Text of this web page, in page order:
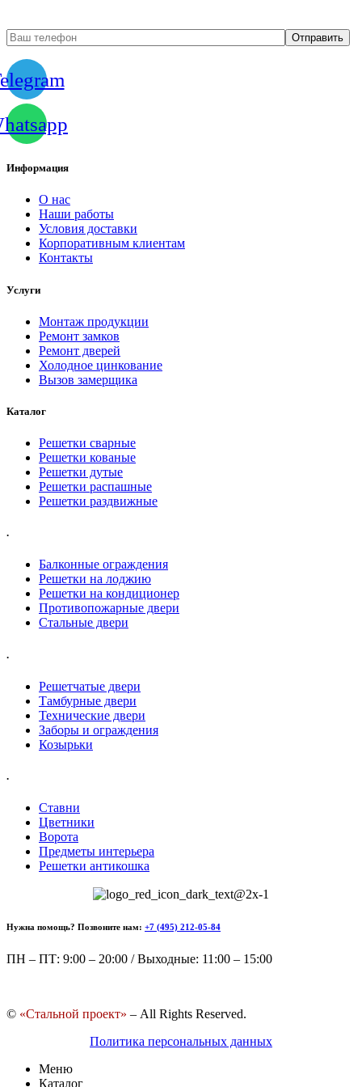
Информация
О нас
Наши работы
Условия доставки
Корпоративным клиентам
Контакты
Услуги
Монтаж продукции
Ремонт замков
Ремонт дверей
Холодное цинкование
Вызов замерщика
Каталог
Решетки сварные
Решетки кованые
Решетки дутые
Решетки распашные
Решетки раздвижные
.
Балконные ограждения
Решетки на лоджию
Решетки на кондиционер
Противопожарные двери
Стальные двери
.
Решетчатые двери
Тамбурные двери
Технические двери
Заборы и ограждения
Козырьки
.
Ставни
Цветники
Ворота
Предметы интерьера
Решетки антикошка
Нужна помощь? Позвоните нам: +7 (495) 212-05-84
ПН – ПТ: 9:00 – 20:00 / Выходные: 11:00 – 15:00
© «Стальной проект» – All Rights Reserved.
Политика персональных данных
Меню
Каталог